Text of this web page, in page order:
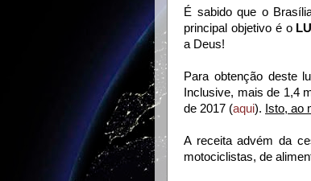
É sabido que o
principal objetivo é o
a Deus!
Para obtenção deste
Inclusive, mais de 1,4
de 2017 (aqui). Isto, ao
A receita advém da
motociclistas, de